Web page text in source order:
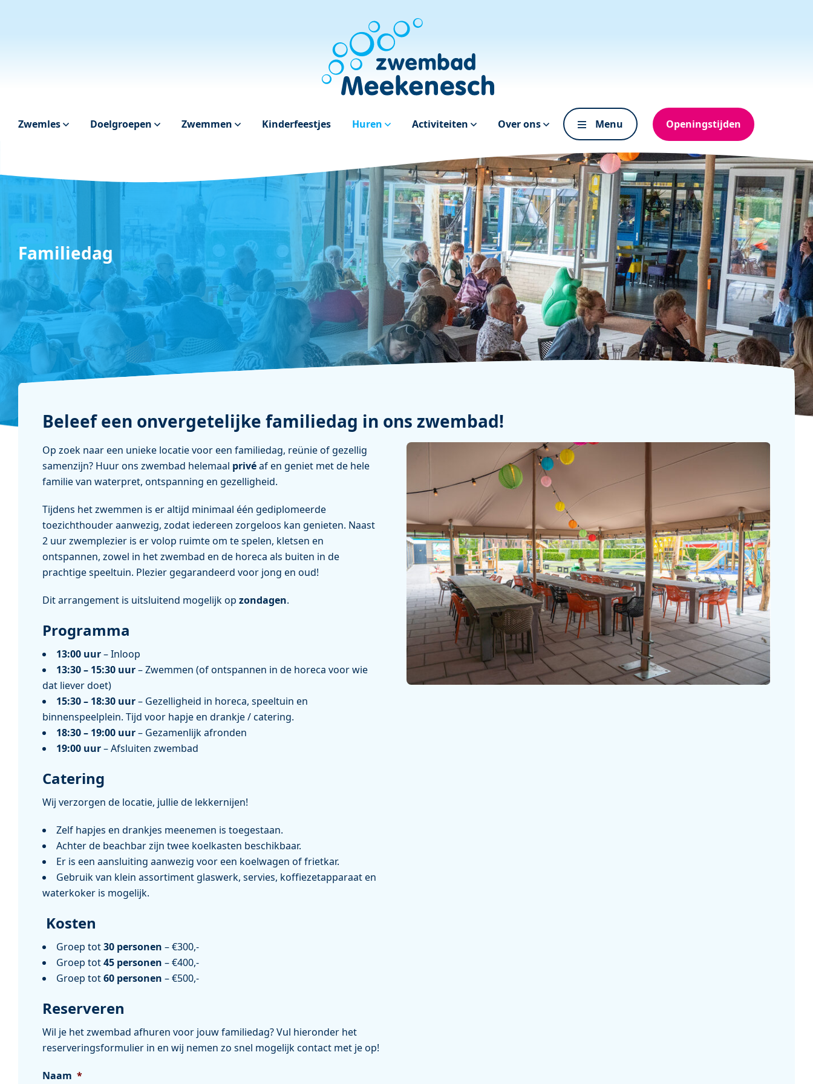
Zwemles Doelgroepen Zwemmen Kinderfeestjes Huren Activiteiten Over ons Menu Openingstijden
Familiedag
Beleef een onvergetelijke familiedag in ons zwembad!
Op zoek naar een unieke locatie voor een familiedag, reünie of gezellig
samenzijn? Huur ons zwembad helemaal privéaf en geniet met de hele
familie van waterpret, ontspanning en gezelligheid.
Tijdens het zwemmen is er altijd minimaal één gediplomeerde
toezichthouder aanwezig, zodat iedereen zorgeloos kan genieten. Naast
2 uur zwemplezier is er volop ruimte om te spelen, kletsen en
ontspannen, zowel in het zwembad en de horeca als buiten in de
prachtige speeltuin. Plezier gegarandeerd voor jong en oud!
Dit arrangement is uitsluitend mogelijk op zondagen.
Programma
13:00 uur– Inloop
13:30 – 15:30 uur– Zwemmen (of ontspannen in de horeca voor wie
dat liever doet)
15:30 – 18:30 uur– Gezelligheid in horeca, speeltuin en
binnenspeelplein. Tijd voor hapje en drankje / catering.
18:30 – 19:00 uur– Gezamenlijk afronden
19:00 uur– Afsluiten zwembad
Catering
Wij verzorgen de locatie, jullie de lekkernijen!
Zelf hapjes en drankjes meenemen is toegestaan.
Achter de beachbar zijn twee koelkasten beschikbaar.
Er is een aansluiting aanwezig voor een koelwagen of frietkar.
Gebruik van klein assortiment glaswerk, servies, koffiezetapparaat en
waterkoker is mogelijk.
Kosten
Groep tot30 personen – €300,-
Groep tot45 personen – €400,-
Groep tot60 personen – €500,-
Reserveren
Wil je het zwembad afhuren voor jouw familiedag? Vul hieronder het
reserveringsformulier in en wij nemen zo snel mogelijk contact met je op!
Naam *